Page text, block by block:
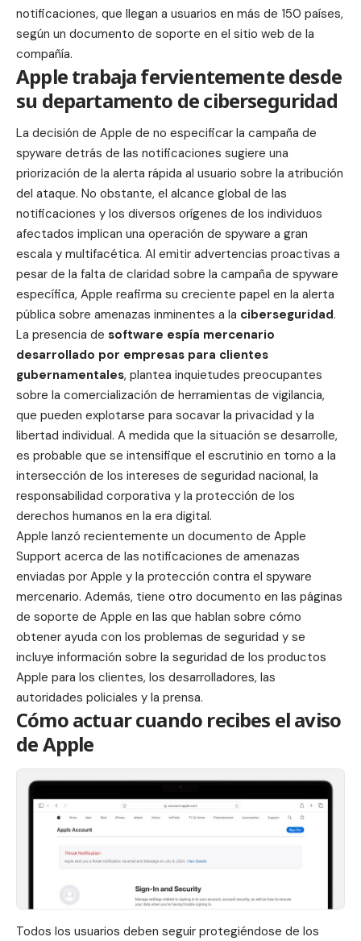
notificaciones, que llegan a usuarios en más de 150 países,
según un documento de soporte en el sitio web de la
compañía.
Apple trabaja fervientemente desde
su departamento de ciberseguridad
La decisión de Apple de no especificar la campaña de
spyware detrás de las notificaciones sugiere una
priorización de la alerta rápida al usuario sobre la atribución
del ataque. No obstante, el alcance global de las
notificaciones y los diversos orígenes de los individuos
afectados implican una operación de spyware a gran
escala y multifacética. Al emitir advertencias proactivas a
pesar de la falta de claridad sobre la campaña de spyware
específica, Apple reafirma su creciente papel en la alerta
pública sobre amenazas inminentes a la ciberseguridad.
La presencia de software espía mercenario
desarrollado por empresas para clientes
gubernamentales, plantea inquietudes preocupantes
sobre la comercialización de herramientas de vigilancia,
que pueden explotarse para socavar la privacidad y la
libertad individual. A medida que la situación se desarrolle,
es probable que se intensifique el escrutinio en torno a la
intersección de los intereses de seguridad nacional, la
responsabilidad corporativa y la protección de los
derechos humanos en la era digital.
Apple lanzó recientemente un documento de Apple
Support acerca de las notificaciones de amenazas
enviadas por Apple y la protección contra el spyware
mercenario. Además, tiene otro documento en las páginas
de soporte de Apple en las que hablan sobre cómo
obtener ayuda con los problemas de seguridad y se
incluye información sobre la seguridad de los productos
Apple para los clientes, los desarrolladores, las
autoridades policiales y la prensa.
Cómo actuar cuando recibes el aviso
de Apple
Todos los usuarios deben seguir protegiéndose de los